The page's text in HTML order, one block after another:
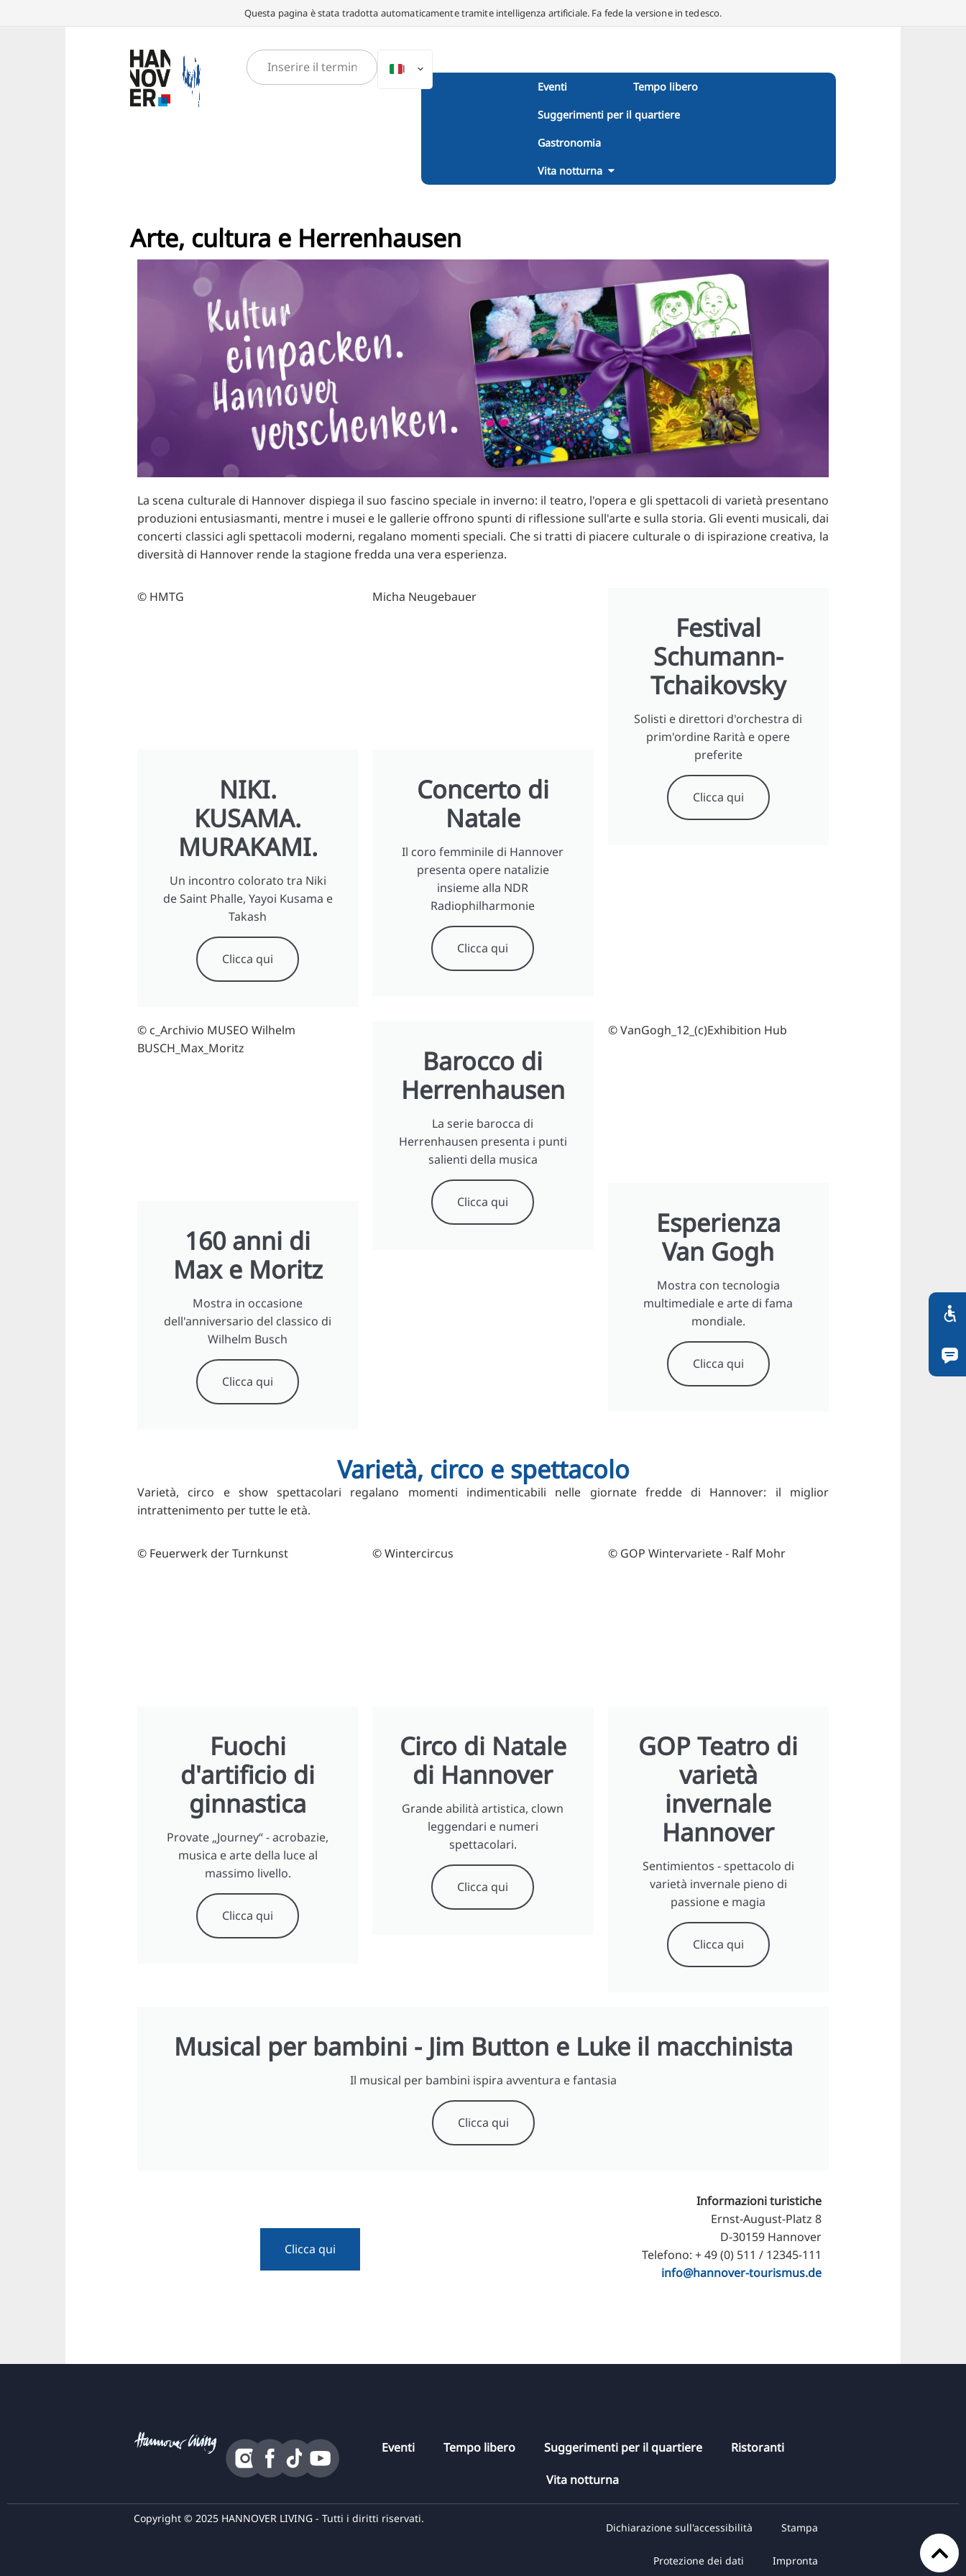
Questa pagina è stata tradotta automaticamente tramite intelligenza artificiale. Fa fede la versione in tedesco.
DE
SV
FR
FI
JA
Eventi Tempo libero
Suggerimenti per il quartiere
Gastronomia
Vita notturna
Arte, cultura e Herrenhausen
La scena culturale di Hannover dispiega il suo fascino speciale in inverno: il teatro, l'opera e gli spettacoli di varietà presentano
produzioni entusiasmanti, mentre i musei e le gallerie offrono spunti di riflessione sull'arte e sulla storia. Gli eventi musicali, dai
concerti classici agli spettacoli moderni, regalano momenti speciali. Che si tratti di piacere culturale o di ispirazione creativa, la
diversità di Hannover rende la stagione fredda una vera esperienza.
© HMTG
NIKI.
KUSAMA.
MURAKAMI.
Un incontro colorato tra Niki
de Saint Phalle, Yayoi Kusama e
Takash
Clicca qui
Micha Neugebauer
Concerto di
Natale
Il coro femminile di Hannover
presenta opere natalizie
insieme alla NDR
Radiophilharmonie
Clicca qui
Festival
Schumann-
Tchaikovsky
Solisti e direttori d'orchestra di
prim'ordine Rarità e opere
preferite
Clicca qui
© c_Archivio MUSEO Wilhelm
BUSCH_Max_Moritz
160 anni di
Max e Moritz
Mostra in occasione
dell'anniversario del classico di
Wilhelm Busch
Clicca qui
Barocco di
Herrenhausen
La serie barocca di
Herrenhausen presenta i punti
salienti della musica
Clicca qui
© VanGogh_12_(c)Exhibition Hub
Esperienza
Van Gogh
Mostra con tecnologia
multimediale e arte di fama
mondiale.
Clicca qui
Varietà, circo e spettacolo
Varietà, circo e show spettacolari regalano momenti indimenticabili nelle giornate fredde di Hannover: il miglior
intrattenimento per tutte le età.
© Feuerwerk der Turnkunst
Fuochi
d'artificio di
ginnastica
Provate „Journey“ - acrobazie,
musica e arte della luce al
massimo livello.
Clicca qui
© Wintercircus
Circo di Natale
di Hannover
Grande abilità artistica, clown
leggendari e numeri
spettacolari.
Clicca qui
© GOP Wintervariete - Ralf Mohr
GOP Teatro di
varietà
invernale
Hannover
Sentimientos - spettacolo di
varietà invernale pieno di
passione e magia
Clicca qui
Musical per bambini - Jim Button e Luke il macchinista
Il musical per bambini ispira avventura e fantasia
Clicca qui
Clicca qui
Informazioni turistiche
Ernst-August-Platz 8
D-30159 Hannover
Telefono: + 49 (0) 511 / 12345-111
info@hannover-tourismus.de
Eventi Tempo libero Suggerimenti per il quartiere Ristoranti
Vita notturna
Copyright © 2025 HANNOVER LIVING - Tutti i diritti riservati.
Dichiarazione sull'accessibilità Stampa
Protezione dei dati Impronta